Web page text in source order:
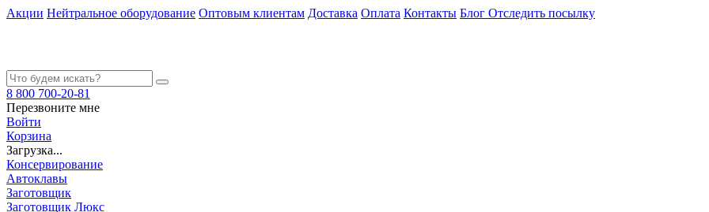
Акции Нейтральное оборудование Оптовым клиентам Доставка Оплата Контакты Блог Отследить посылку
8 800 700-20-81
Перезвоните мне
Войти
Корзина
Загрузка...
Консервирование
Автоклавы
Заготовщик
Заготовщик Люкс